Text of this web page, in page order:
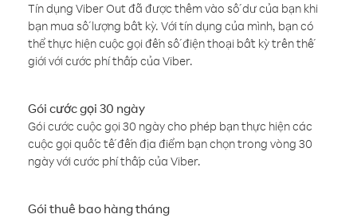
Tín dụng Viber Out đã được thêm vào số dư của bạn khi
bạn mua số lượng bất kỳ. Với tín dụng của mình, bạn có
thể thực hiện cuộc gọi đến số điện thoại bất kỳ trên thế
giới với cước phí thấp của Viber.
Gói cước gọi 30 ngày
Gói cước cuộc gọi 30 ngày cho phép bạn thực hiện các
cuộc gọi quốc tế đến địa điểm bạn chọn trong vòng 30
ngày với cước phí thấp của Viber.
Gói thuê bao hàng tháng